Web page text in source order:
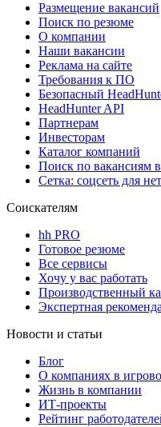
Размещение вакансий
Поиск по резюме
О компании
Наши вакансии
Реклама на сайте
Требования к ПО
Безопасный
HeadHunter API
Партнерам
Инвесторам
Каталог компаний
Поиск по вакансиям
Сетка: соцсеть для
Соискателям
hh PRO
Готовое резюме
Все сервисы
Хочу у вас работать
Производственный
Экспертная
Новости и статьи
Блог
О компаниях в
Жизнь в компании
ИТ-проекты
Рейтинг